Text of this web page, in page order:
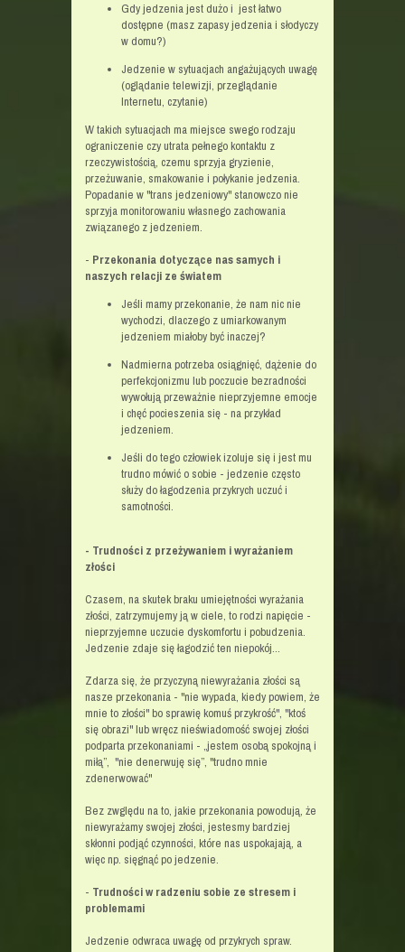
Gdy jedzenia jest dużo i jest łatwo
dostępne (masz zapasy jedzenia i słodyczy
w domu?)
Jedzenie w sytuacjach angażujących uwagę
(oglądanie telewizji, przeglądanie
Internetu, czytanie)
W takich sytuacjach ma miejsce swego rodzaju
ograniczenie czy utrata pełnego kontaktu z
rzeczywistością, czemu sprzyja gryzienie,
przeżuwanie, smakowanie i połykanie jedzenia.
Popadanie w "trans jedzeniowy" stanowczo nie
sprzyja monitorowaniu własnego zachowania
związanego z jedzeniem.
- Przekonania dotyczące nas samych i
naszych relacji ze światem
Jeśli mamy przekonanie, że nam nic nie
wychodzi, dlaczego z umiarkowanym
jedzeniem miałoby być inaczej?
Nadmierna potrzeba osiągnięć, dążenie do
perfekcjonizmu lub poczucie bezradności
wywołują przeważnie nieprzyjemne emocje
i chęć pocieszenia się - na przykład
jedzeniem.
Jeśli do tego człowiek izoluje się i jest mu
trudno mówić o sobie - jedzenie często
służy do łagodzenia przykrych uczuć i
samotności.
- Trudności z przeżywaniem i wyrażaniem
złości
Czasem, na skutek braku umiejętności wyrażania
złości, zatrzymujemy ją w ciele, to rodzi napięcie -
nieprzyjemne uczucie dyskomfortu i pobudzenia.
Jedzenie zdaje się łagodzić ten niepokój...
Zdarza się, że przyczyną niewyrażania złości są
nasze przekonania - "nie wypada, kiedy powiem, że
mnie to złości" bo sprawię komuś przykrość", "ktoś
się obrazi" lub wręcz nieświadomość swojej złości
podparta przekonaniami - „jestem osobą spokojną i
miłą”, "nie denerwuję się”, "trudno mnie
zdenerwować"
Bez zwględu na to, jakie przekonania powodują, że
niewyrażamy swojej złości, jestesmy bardziej
skłonni podjąć czynności, które nas uspokajają, a
więc np. sięgnąć po jedzenie.
- Trudności w radzeniu sobie ze stresem i
problemami
Jedzenie odwraca uwagę od przykrych spraw.